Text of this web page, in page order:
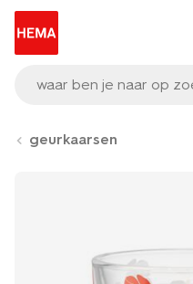
waar ben je naar op
geurkaarsen